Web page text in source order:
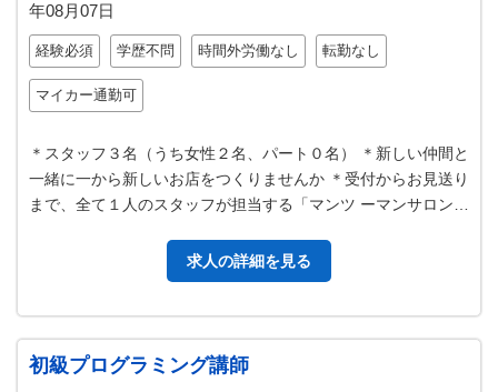
年08月07日
経験必須 学歴不問 時間外労働なし 転勤なし
マイカー通勤可
＊スタッフ３名（うち女性２名、パート０名） ＊新しい仲間と
一緒に一から新しいお店をつくりませんか ＊受付からお見送り
まで、全て１人のスタッフが担当する「マンツ ーマンサロン」
求人の詳細を見る
初級プログラミング講師